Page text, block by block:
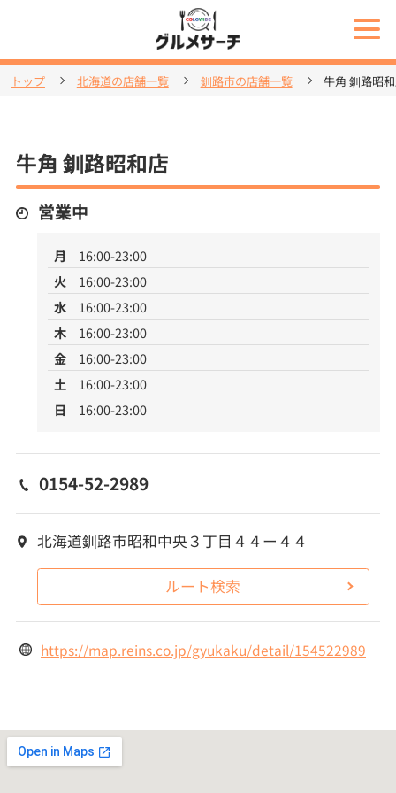
トップ 北海道の店舗一覧 釧路市の店舗一覧 牛角 釧路昭
牛角 釧路昭和店
営業中
月
16:00-23:00
火
16:00-23:00
水
16:00-23:00
木
16:00-23:00
金
16:00-23:00
土
16:00-23:00
日
16:00-23:00
0154-52-2989
北海道釧路市昭和中央３丁目４４ー４４
ルート検索
https://map.reins.co.jp/gyukaku/detail/154522989